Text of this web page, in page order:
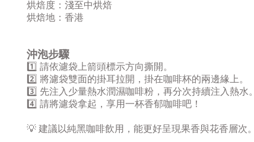
烘焙度：淺至中烘焙
烘焙地：香港
沖泡步驟
1️⃣ 請依濾袋上箭頭標示方向撕開。
2️⃣ 將濾袋雙面的掛耳拉開，掛在咖啡杯的兩邊緣上。
3️⃣ 先注入少量熱水潤濕咖啡粉，再分次持續注入熱水。
4️⃣ 請將濾袋拿起，享用一杯香郁咖啡吧！
💡 建議以純黑咖啡飲用，能更好呈現果香與花香層次。